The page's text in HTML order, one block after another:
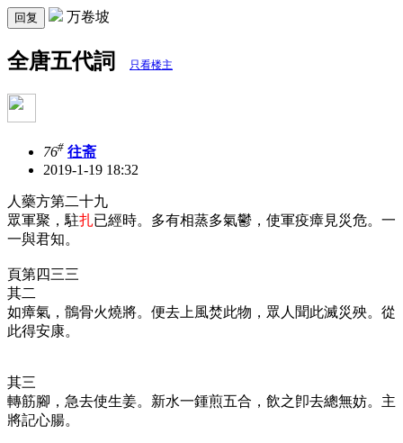
回复 万卷坡
全唐五代詞 只看楼主
76# 往斋
2019-1-19 18:32
人藥方第二十九
眾軍聚，駐扎已經時。多有相蒸多氣鬱，使軍疫瘴見災危。一
一與君知。
頁第四三三
其二
如瘴氣，鶻骨火燒將。便去上風焚此物，眾人聞此滅災殃。從
此得安康。
其三
轉筋腳，急去使生姜。新水一鍾煎五合，飲之卽去總無妨。主
將記心腸。